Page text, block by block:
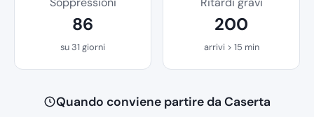
86
su 31 giorni
200
arrivi > 15 min
Quando conviene partire da Caserta